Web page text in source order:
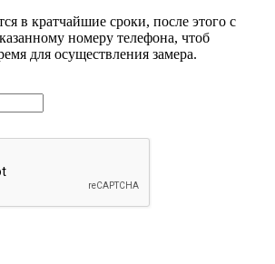
в кратчайшие сроки, после этого с
номеру телефона, чтоб
для осуществления замера.